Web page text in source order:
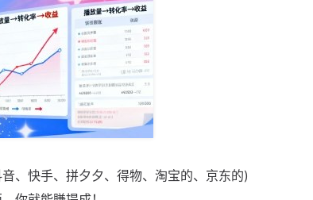
、快手、拼夕夕、得物、淘宝的、京东的)